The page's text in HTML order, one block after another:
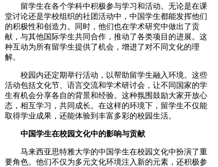
留学生在各个学科中积极参与学习和活动。无论是在课
堂讨论还是学校组织的社团活动中，中国学生都能发挥他们
的积极性和创造力。同时，他们也在学术研究中做出了贡
献，与其他国际学生共同合作，推动了各类项目的进展。这
种互动为所有留学生提供了机会，增进了对不同文化的理
解。
校园内还定期举行活动，以帮助留学生融入环境。这些
活动包括文化节、语言交流和学术研讨会，让不同国家的学
生有机会分享各自的背景和经验。这种氛围鼓励大家开放心
态，相互学习，共同成长。在这样的环境下，留学生不仅能
取得学业成果，还能体验到丰富多彩的校园生活。
中国学生在校园文化中的影响与贡献
马来西亚思特雅大学的中国学生在校园文化中扮演了重
要角色。他们不仅为多元文化环境注入新的元素，还积极参